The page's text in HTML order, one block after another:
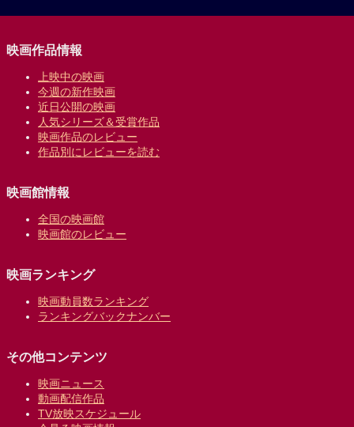
映画作品情報
上映中の映画
今週の新作映画
近日公開の映画
人気シリーズ＆受賞作品
映画作品のレビュー
作品別にレビューを読む
映画館情報
全国の映画館
映画館のレビュー
映画ランキング
映画動員数ランキング
ランキングバックナンバー
その他コンテンツ
映画ニュース
動画配信作品
TV放映スケジュール